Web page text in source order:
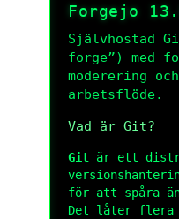
Forgejo
Självhostad
forge”) med
moderering
arbetsflöde.
Vad är Git?
Git är ett
för att spåra
Det låter flera